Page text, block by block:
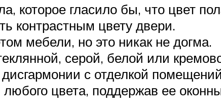
которое гласило бы, что цвет
контрастным цвету двери.
мебели, но это никак не догма.
серой, белой или
с отделкой
цвета, поддержав ее